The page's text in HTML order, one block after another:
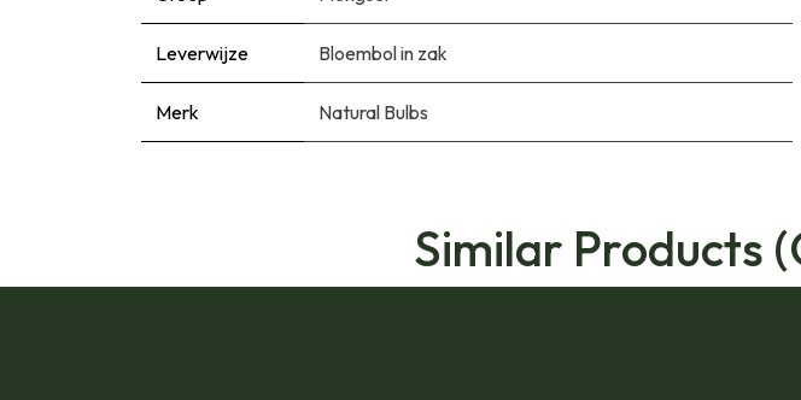
Leverwijze Bloembol in zak
Merk Natural Bulbs
Similar Products